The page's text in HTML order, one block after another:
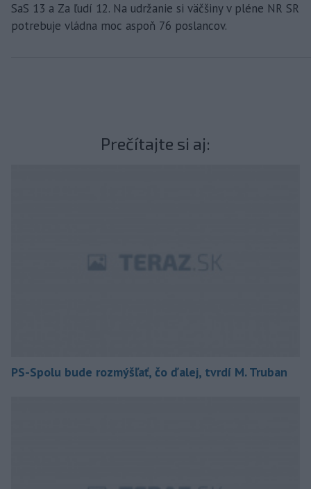
SaS 13 a Za ľudí 12. Na udržanie si väčšiny v pléne NR SR
potrebuje vládna moc aspoň 76 poslancov.
Prečítajte si aj:
PS-Spolu bude rozmýšľať, čo ďalej, tvrdí M. Truban